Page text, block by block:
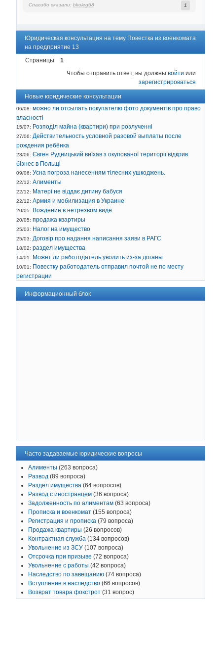
Спасибо сказали: bkoleg68 1
Юридическая консультация на тему Повестка из военкомата
на предприятие 13
Страницы
1
Чтобы отправить ответ, вы должны войти или
зарегистрироваться
Новые юридические консультации
06/08: можно ли отсылать покупателю фото документів про право
власності
15/07: Розподіл майна (квартири) при розлученні
27/06: Действительность условной разовой выплаты после
рождения ребёнка
23/06: Євген Рудницький виїхав з окупованої території відкрив
бізнес в Польщі
09/06: Усна погроза нанесенням тілесних ушкоджень.
22/12: Алименты
22/12: Матері не віддає дитину бабуся
22/12: Армия и мобилизация в Украине
20/05: Вождение в нетрезвом виде
20/05: продажа квартиры
25/03: Налог на имущество
25/03: Договір про надання написання заяви в РАГС
18/02: раздел имущества
14/01: Может ли работодатель уволить из-за доганы
10/01: Повестку работодатель отправил почтой не по месту
регистрации
Информационный блок
Часто задаваемые юридические вопросы
Алименты (263 вопроса)
Развод (89 вопроса)
Раздел имущества (64 вопросов)
Развод с иностранцем (36 вопроса)
Задолженность по алиментам (63 вопроса)
Прописка и военкомат (155 вопроса)
Регистрация и прописка (79 вопроса)
Продажа квартиры (26 вопросов)
Контрактная служба (134 вопросов)
Увольнение из ЗСУ (107 вопроса)
Отсрочка при призыве (72 вопроса)
Увольнение с работы (42 вопроса)
Наследство по завещанию (74 вопроса)
Вступление в наследство (66 вопросов)
Возврат товара фокстрот (31 вопрос)